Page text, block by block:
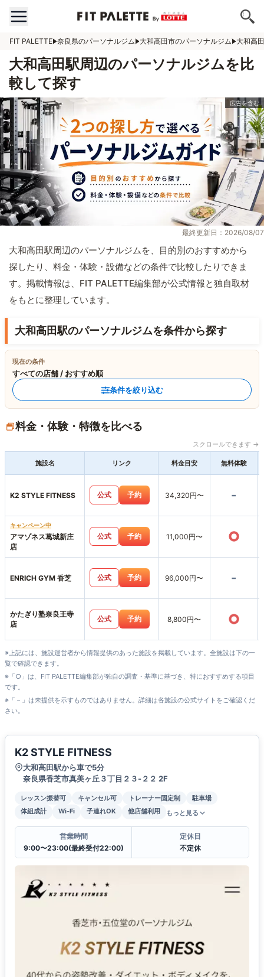
FIT PALETTE 奈良県のパーソナルジム 大和高田市のパーソナルジム 大和高
大和高田駅周辺のパーソナルジムを比
較して探す
最終更新日：2026/08/07
大和高田駅周辺のパーソナルジムを、目的別のおすすめから
探したり、料金・体験・設備などの条件で比較したりできま
す。掲載情報は、FIT PALETTE編集部が公式情報と独自取材
をもとに整理しています。
大和高田駅のパーソナルジムを条件から探す
現在の条件
すべての店舗 / おすすめ順
条件を絞り込む
料金・体験・特徴を比べる
スクロールできます →
施設名 リンク 料金目安 無料体験
K2 STYLE FITNESS 公式 予約 34,320円〜 -
キャンペーン中
アマゾネス葛城新庄
店
公式 予約 11,000円〜 ○
ENRICH GYM 香芝 公式 予約 96,000円〜 -
かたぎり塾奈良王寺
店
公式 予約 8,800円〜 ○
※上記には、施設運営者から情報提供のあった施設を掲載しています。全施設は下の一
覧で確認できます。
※「○」は、FIT PALETTE編集部が独自の調査・基準に基づき、特におすすめする項目
です。
※「－」は未提供を示すものではありません。詳細は各施設の公式サイトをご確認くだ
さい。
K2 STYLE FITNESS
大和高田駅から車で5分
奈良県香芝市真美ヶ丘３丁目２３-２２ 2F
レッスン振替可 キャンセル可 トレーナー固定制
駐車場
体組成計
Wi-Fi 子連れOK 他店舗利用 もっと見る
営業時間
9:00〜23:00(最終受付22:00)
定休日
不定休